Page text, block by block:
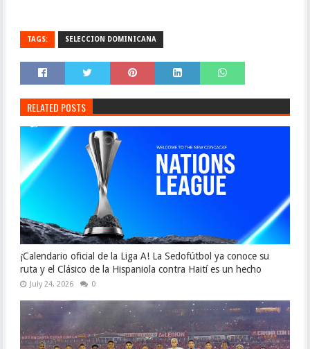
TAGS: SELECCION DOMINICANA
RELATED POSTS
¡Calendario oficial de la Liga A! La Sedofútbol ya conoce su
ruta y el Clásico de la Hispaniola contra Haití es un hecho
July 24, 2026 0